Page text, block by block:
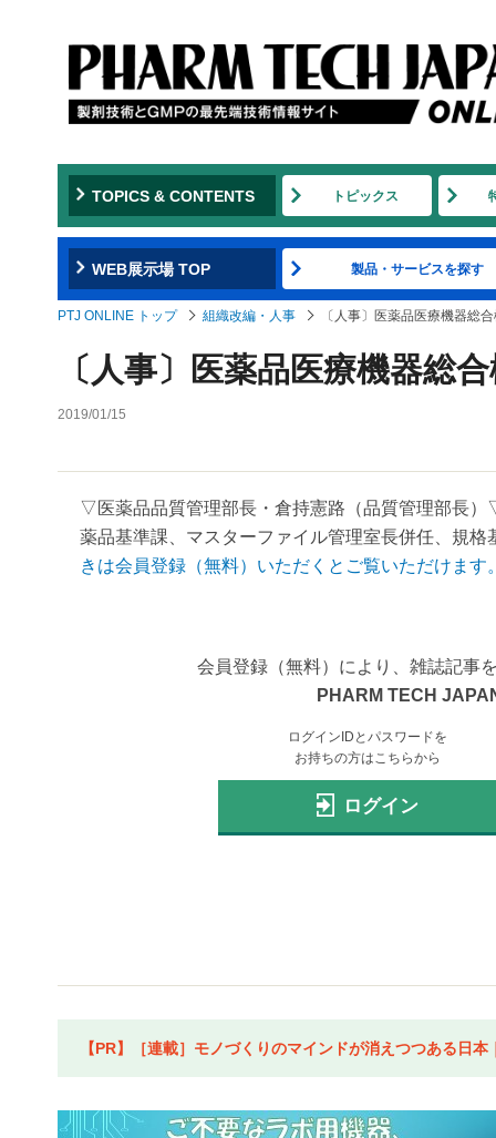
TOPICS & CONTENTS トピックス
WEB展示場 TOP 製品・サービスを探す
PTJ ONLINE トップ 組織改編・人事 〔人事〕医薬品医療機器総
〔人事〕医薬品医療機器総
2019/01/15
▽医薬品品質管理部長・倉持憲路（品質管理部長
薬品基準課、マスターファイル管理室長併任、規
きは会員登録（無料）いただくとご覧いただけます
会員登録（無料）により、雑誌記事
PHARM TECH
ログインIDとパスワードを
お持ちの方はこちらから
ログイン
【PR】［連載］モノづくりのマインドが消えつつある日